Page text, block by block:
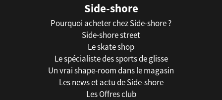
Side-shore
Pourquoi acheter chez Side-shore ?
Side-shore street
Le skate shop
Le spécialiste des sports de glisse
Un vrai shape-room dans le magasin
Les news et actu de Side-shore
Les Offres club